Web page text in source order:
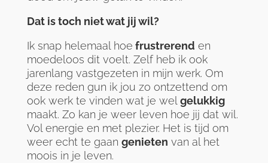
Dat is toch niet wat jij wil?
Ik snap helemaal hoe frustrerend en
moedeloos dit voelt. Zelf heb ik ook
jarenlang vastgezeten in mijn werk. Om
deze reden gun ik jou zo ontzettend om
ook werk te vinden wat je welgelukkig
maakt. Zo kan je weer leven hoe jij dat wil.
Vol energie en met plezier. Het is tijd om
weer echt te gaan genieten van al het
moois in je leven.